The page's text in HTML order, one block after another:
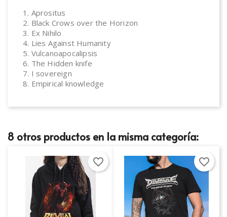
Añadir a la lista de deseos ×
Crear nueva lista
Cancelar Crear lista de deseos
de deseos.
Cancelar Iniciar sesión
1. Aprositus
2. Black Crows over the Horizon
3. Ex Nihilo
4. Lies Against Humanity
5. Vulcanoapocalipsis
6. The Hidden knife
7. I sovereign
8. Empirical knowledge
8 otros productos en la misma categoría:
favorite_border favorite_border